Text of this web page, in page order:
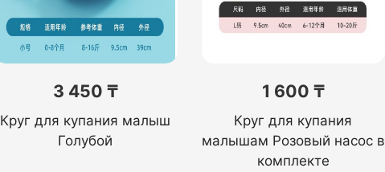
3 450 ₸
Круг для купания малыш
Голубой
1 600 ₸
Круг для купания
малышам Розовый насос в
комплекте